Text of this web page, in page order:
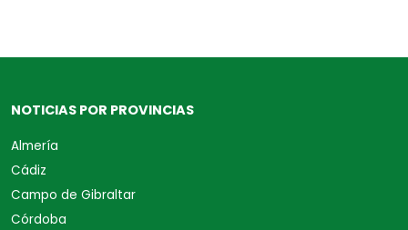
NOTICIAS POR PROVINCIAS
Almería
Cádiz
Campo de Gibraltar
Córdoba